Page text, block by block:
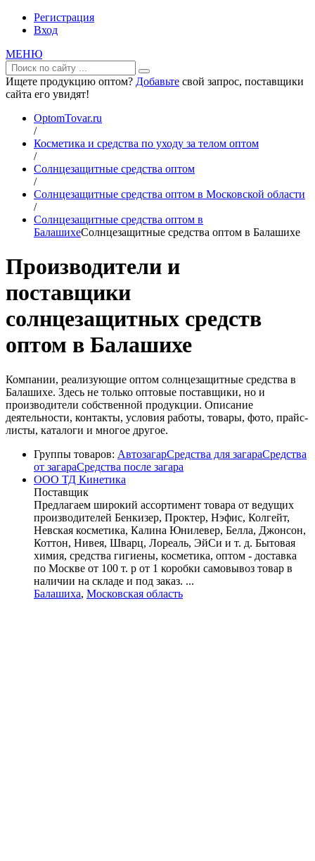
Регистрация
Вход
МЕНЮ
Ищете продукцию оптом? Добавьте свой запрос, поставщики
сайта его увидят!
OptomTovar.ru
/
Косметика и средства по уходу за телом оптом
/
Солнцезащитные средства оптом
/
Солнцезащитные средства оптом в Московской области
/
Солнцезащитные средства оптом в
БалашихеСолнцезащитные средства оптом в Балашихе
Производители и
поставщики
солнцезащитных средств
оптом в Балашихе
Компании, реализующие оптом солнцезащитные средства в
Балашихе. Здесь не только оптовые поставщики, но и
производители собственной продукции. Описание
деятельности, контакты, условия работы, товары, фото, прайс-
листы, каталоги и многое другое.
Группы товаров: АвтозагарСредства для загараСредства
от загараСредства после загара
ООО ТД Кинетика
Поставщик
Предлагаем широкий ассортимент товара от ведущих
производителей Бенкизер, Проктер, Нэфис, Колгейт,
Невская косметика, Калина Юнилевер, Белла, Джонсон,
Коттон, Нивея, Шварц, Лореаль, ЭйСи и т. д. Бытовая
химия, средства гигиены, косметика, оптом - доставка
по Москве от 100 т. р от 1 коробки самовывоз товар в
наличии на складе и под заказ. ...
Балашиха, Московская область